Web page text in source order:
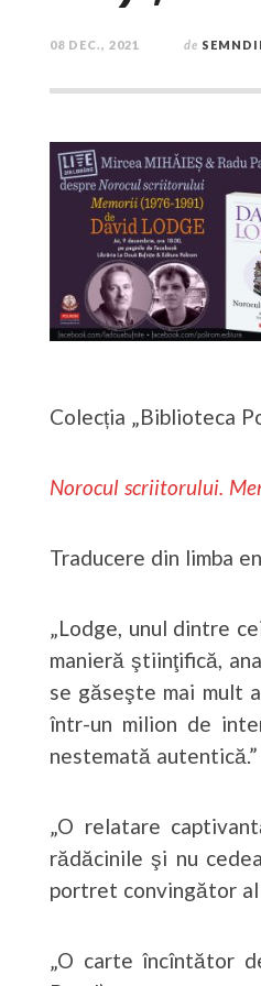
08 DEC., 2021 de
Colecția „Biblioteca
Norocul scriitorului.
Traducere din limba
„Lodge, unul dintre
manieră ştiinţifică,
se găseşte mai mult
într-un milion de
nestemată autentică.”
„O relatare
rădăcinile şi nu
portret convingător
„O carte încîntător